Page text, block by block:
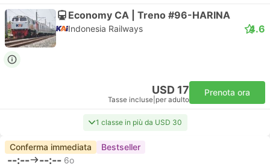
Economy CA | Treno #96-HARINA
Indonesia Railways 4.6
USD 17
Tasse incluse per adulto
Prenota ora
1 classe in più da USD 30
Conferma immediata Bestseller
--:-- --:-- 6o